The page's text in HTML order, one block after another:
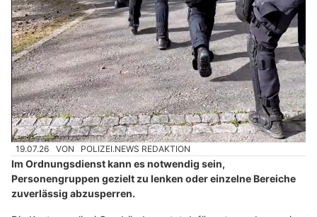
19.07.26 VON POLIZEI.NEWS REDAKTION
Im Ordnungsdienst kann es notwendig sein,
Personengruppen gezielt zu lenken oder einzelne Bereiche
zuverlässig abzusperren.